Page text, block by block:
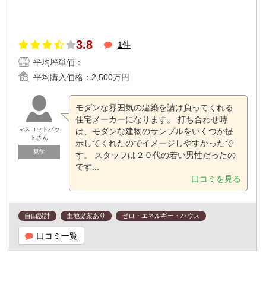
3.8
1件
平均坪単価：
平均購入価格： 2,500万円
マスコットバッ
トさん
見学
モダンな雰囲気の建築を請け負ってくれる
住宅メーカーになります。 打ち合わせ時
は、モダンな建物のサンプルをいくつか提
示してくれたのでイメージしやすかったで
す。 スタッフは２０代の若い男性だったの
です...
口コミを見る
自由設計 土地提案あり ゼロ・エネルギー・ハウス
口コミ一覧